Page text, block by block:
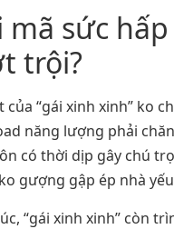
mã sức
trội?
của “gái xinh xinh” ko
năng lượng phải
có thời dịp gây chú
gượng gập ép nhà
“gái xinh xinh” còn